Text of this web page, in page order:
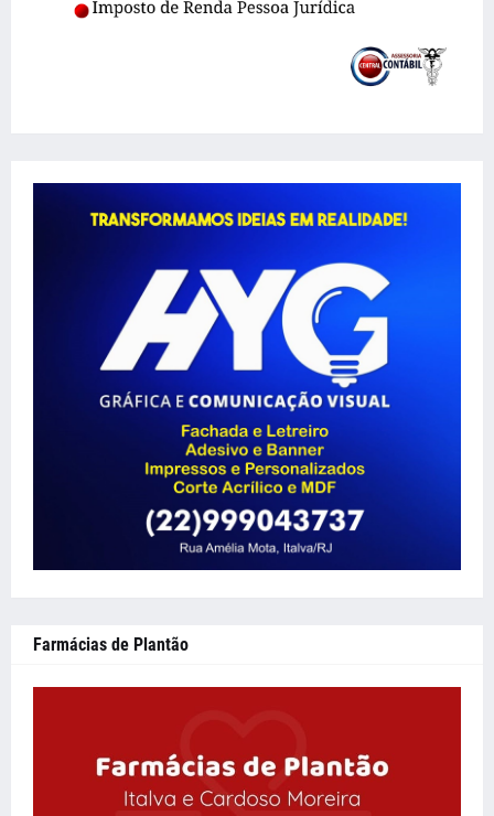
Farmácias de Plantão